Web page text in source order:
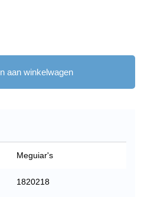
aan winkelwagen
Meguiar's
1820218